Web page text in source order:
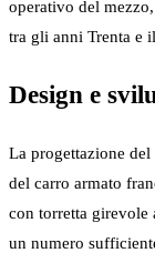
operativo del
tra gli anni Trenta e
Design e
La progettazione
del carro armato
con torretta girevole
un numero